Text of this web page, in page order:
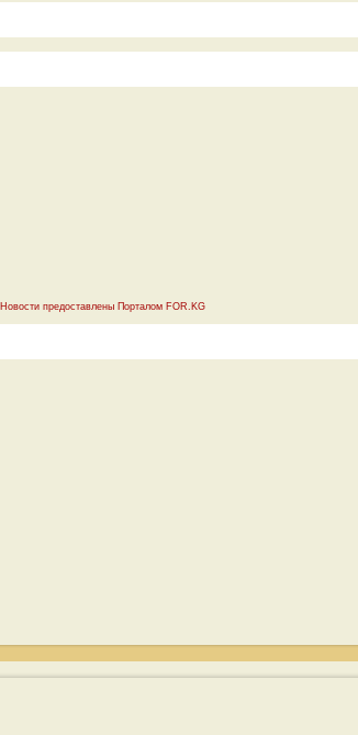
Новости предоставлены Порталом FOR.KG